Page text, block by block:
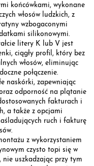
końcówkami, wykonane
włosów ludzkich, z
wzbogaconymi
silikonowymi.
litery K lub V jest
ciągły profil, który bez
włosów, eliminując
połączenie.
naskórki, zapewniając
odporność na plątanie
fakturach i
a także z opcjami
ruch i fakturę
z wykorzystaniem
czysto topi się w
uszkadzając przy tym